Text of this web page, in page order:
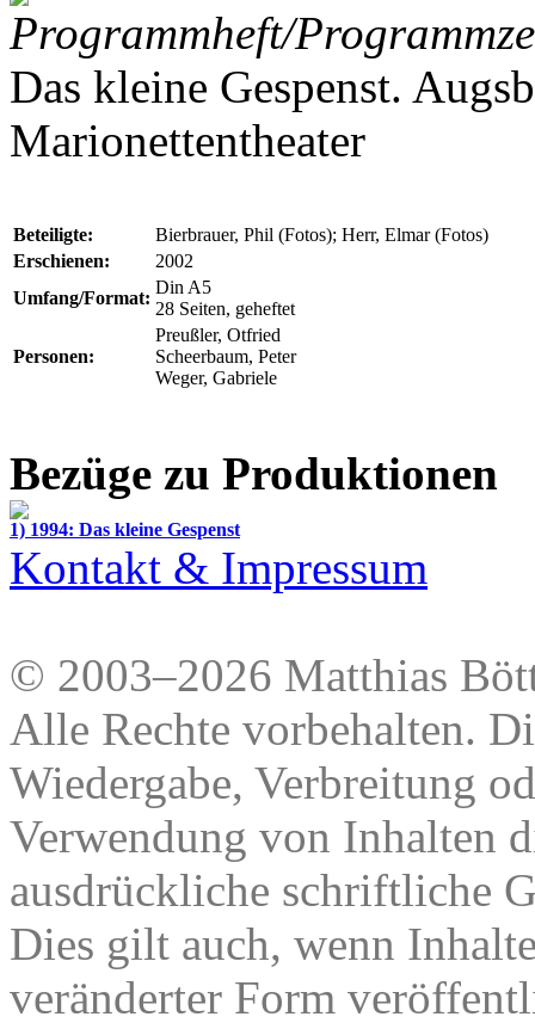
Programmheft/
Das kleine Gespenst.
Marionettentheater
Beteiligte:
Bierbrauer, Phil (Fotos); Herr, Elmar (Fotos)
Erschienen:
2002
Umfang/Format:
Din A5
28 Seiten, geheftet
Personen:
Preußler, Otfried
Scheerbaum, Peter
Weger, Gabriele
Bezüge zu Produktionen
1) 1994: Das kleine Gespenst
Kontakt & Impressum
© 2003–2026 Matthias
Alle Rechte vorbehalten.
Wiedergabe, Verbreitung
Verwendung von Inhalten
ausdrückliche schriftliche
Dies gilt auch, wenn
veränderter Form